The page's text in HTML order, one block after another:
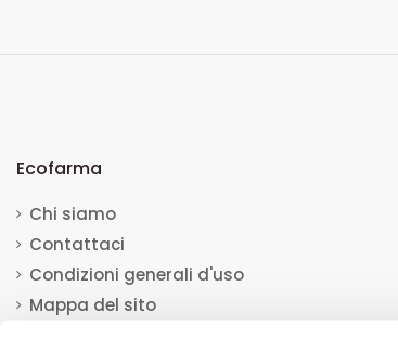
Ecofarma
Chi siamo
Contattaci
Condizioni generali d'uso
Mappa del sito